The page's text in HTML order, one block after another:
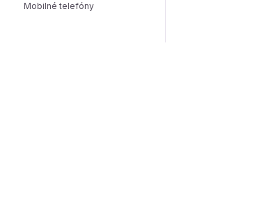
Mobilné telefóny